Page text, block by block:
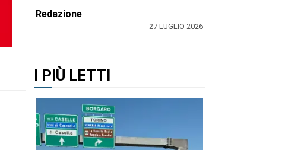
Redazione
27 LUGLIO 2026
I PIÙ LETTI